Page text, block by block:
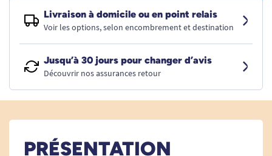
Livraison à domicile ou en point relais
Voir les options, selon encombrement et destination
Jusqu’à 30 jours pour changer d’avis
Découvrir nos assurances retour
PRÉSENTATION